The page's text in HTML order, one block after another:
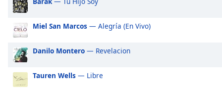
Audio
Track
Picture-
in-
Picture
Fullscreen
Miel San Marcos — Alegría (En Vivo)
Danilo Montero — Revelacion
Tauren Wells — Libre